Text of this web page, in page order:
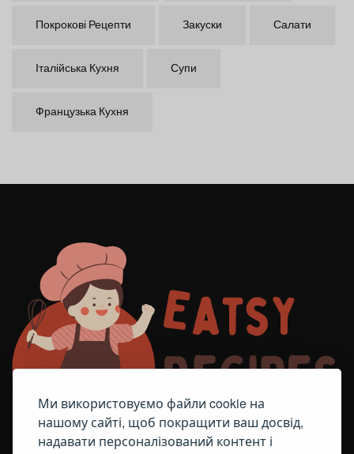
Ми використовуємо файли cookie на
нашому сайті, щоб покращити ваш досвід,
надавати персоналізований контент і
Покрокові Рецепти Закуски Салати
Італійська Кухня Супи
Французька Кухня